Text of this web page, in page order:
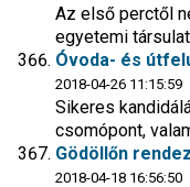
Az első perctől
egyetemi
Óvoda- és
2018-04-26 11:15:59
Sikeres
csomópont,
Gödöllőn
2018-04-18 16:56:50